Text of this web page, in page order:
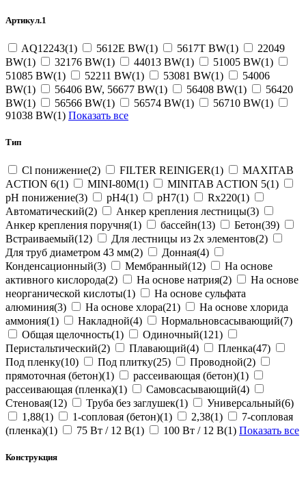
Артикул.1
AQ12243(1) 5612E BW(1) 5617T BW(1)
22049
BW(1)
32176 BW(1) 44013 BW(1)
51005 BW(1)
51085 BW(1)
52211 BW(1) 53081 BW(1)
54006
BW(1)
56406 BW, 56677 BW(1) 56408 BW(1)
56420
BW(1)
56566 BW(1) 56574 BW(1)
56710 BW(1)
91038 BW(1) Показать все
Тип
Cl понижение(2) FILTER REINIGER(1)
MAXITAB
ACTION 6(1)
MINI-80M(1)
MINITAB ACTION 5(1)
pH понижение(3)
pH4(1) pH7(1)
Rx220(1)
Автоматический(2)
Анкер крепления лестницы(3)
Анкер крепления поручня(1)
бассейн(13)
Бетон(39)
Встраиваемый(12)
Для лестницы из 2х элементов(2)
Для труб диаметром 43 мм(2)
Донная(4)
Конденсационный(3)
Мембранный(12)
На основе
активного кислорода(2)
На основе натрия(2)
На основе
неорганической кислоты(1)
На основе сульфата
алюминия(3)
На основе хлора(21)
На основе хлорида
аммония(1)
Накладной(4)
Нормальновсасывающий(7)
Общая щелочность(1)
Одиночный(121)
Перистальтический(2)
Плавающий(4)
Пленка(47)
Под пленку(10)
Под плитку(25)
Проводной(2)
прямоточная (бетон)(1)
рассеивающая (бетон)(1)
рассеивающая (пленка)(1)
Самовсасывающий(4)
Стеновая(12)
Труба без заглушек(1)
Универсальный(6)
1,88(1)
1-сопловая (бетон)(1) 2,38(1)
7-сопловая
(пленка)(1)
75 Вт / 12 В(1) 100 Вт / 12 В(1) Показать все
Конструкция